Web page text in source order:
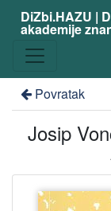
DiZbi.HAZU |
akademije
Povratak
Josip